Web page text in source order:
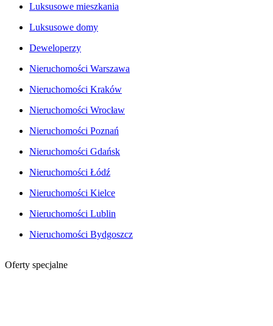
Luksusowe mieszkania
Luksusowe domy
Deweloperzy
Nieruchomości Warszawa
Nieruchomości Kraków
Nieruchomości Wrocław
Nieruchomości Poznań
Nieruchomości Gdańsk
Nieruchomości Łódź
Nieruchomości Kielce
Nieruchomości Lublin
Nieruchomości Bydgoszcz
Oferty specjalne